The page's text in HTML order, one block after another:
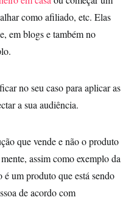
como afiliado, etc. Elas
em blogs e também no
no seu caso para aplicar as
a sua audiência.
que vende e não o produto
assim como exemplo da
um produto que está sendo
de acordo com